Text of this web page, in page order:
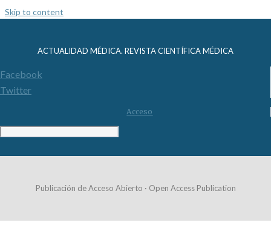
Skip to content
ACTUALIDAD MÉDICA. REVISTA CIENTÍFICA MÉDICA
Facebook
Twitter
Acceso
Publicación de Acceso Abierto · Open Access Publication